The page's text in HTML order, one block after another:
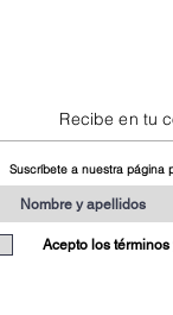
Recibe en tu
Suscríbete a nuestra página
Acepto los